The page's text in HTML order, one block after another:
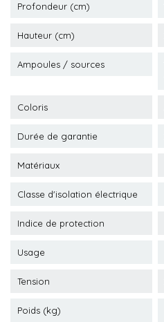
Profondeur (cm)
Hauteur (cm)
Ampoules / sources
Coloris
Durée de garantie
Matériaux
Classe d'isolation électrique
Indice de protection
Usage
Tension
Poids (kg)